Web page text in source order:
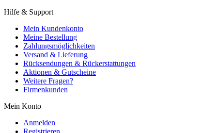
Hilfe & Support
Mein Kundenkonto
Meine Bestellung
Zahlungsmöglichkeiten
Versand & Lieferung
Rücksendungen & Rückerstattungen
Aktionen & Gutscheine
Weitere Fragen?
Firmenkunden
Mein Konto
Anmelden
Registrieren